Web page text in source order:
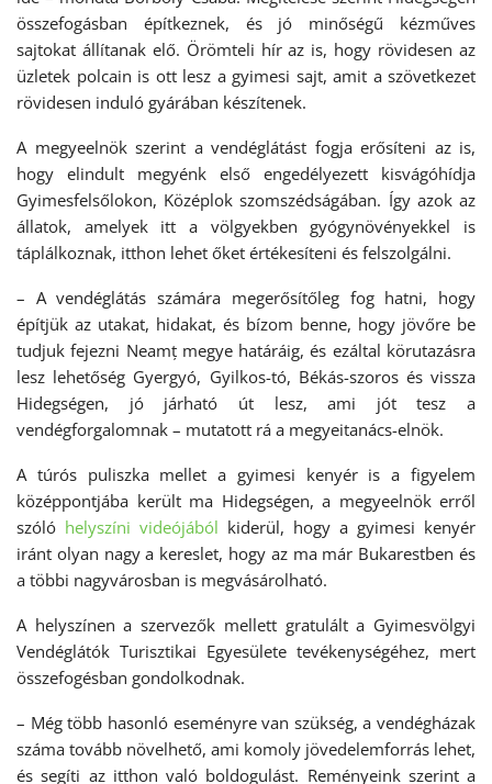
összefogásban építkeznek, és jó minőségű kézműves
sajtokat állítanak elő. Örömteli hír az is, hogy rövidesen az
üzletek polcain is ott lesz a gyimesi sajt, amit a szövetkezet
rövidesen induló gyárában készítenek.
A megyeelnök szerint a vendéglátást fogja erősíteni az is,
hogy elindult megyénk első engedélyezett kisvágóhídja
Gyimesfelsőlokon, Középlok szomszédságában. Így azok az
állatok, amelyek itt a völgyekben gyógynövényekkel is
táplálkoznak, itthon lehet őket értékesíteni és felszolgálni.
– A vendéglátás számára megerősítőleg fog hatni, hogy
építjük az utakat, hidakat, és bízom benne, hogy jövőre be
tudjuk fejezni Neamț megye határáig, és ezáltal körutazásra
lesz lehetőség Gyergyó, Gyilkos-tó, Békás-szoros és vissza
Hidegségen, jó járható út lesz, ami jót tesz a
vendégforgalomnak – mutatott rá a megyeitanács-elnök.
A túrós puliszka mellet a gyimesi kenyér is a figyelem
középpontjába került ma Hidegségen, a megyeelnök erről
szóló helyszíni videójából kiderül, hogy a gyimesi kenyér
iránt olyan nagy a kereslet, hogy az ma már Bukarestben és
a többi nagyvárosban is megvásárolható.
A helyszínen a szervezők mellett gratulált a Gyimesvölgyi
Vendéglátók Turisztikai Egyesülete tevékenységéhez, mert
összefogésban gondolkodnak.
– Még több hasonló eseményre van szükség, a vendégházak
száma tovább növelhető, ami komoly jövedelemforrás lehet,
és segíti az itthon való boldogulást. Reményeink szerint a